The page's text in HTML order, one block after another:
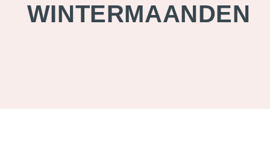
WINTERMAANDEN